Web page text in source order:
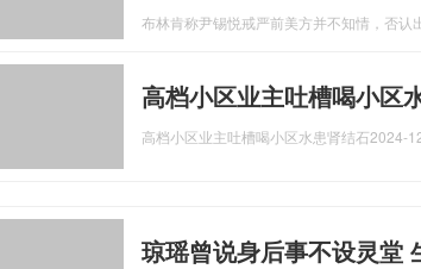
布林肯称尹锡悦戒严前美方并不知情，否认
高档小区业主吐槽喝小区
高档小区业主吐槽喝小区水患肾结石2024-
琼瑶曾说身后事不设灵堂